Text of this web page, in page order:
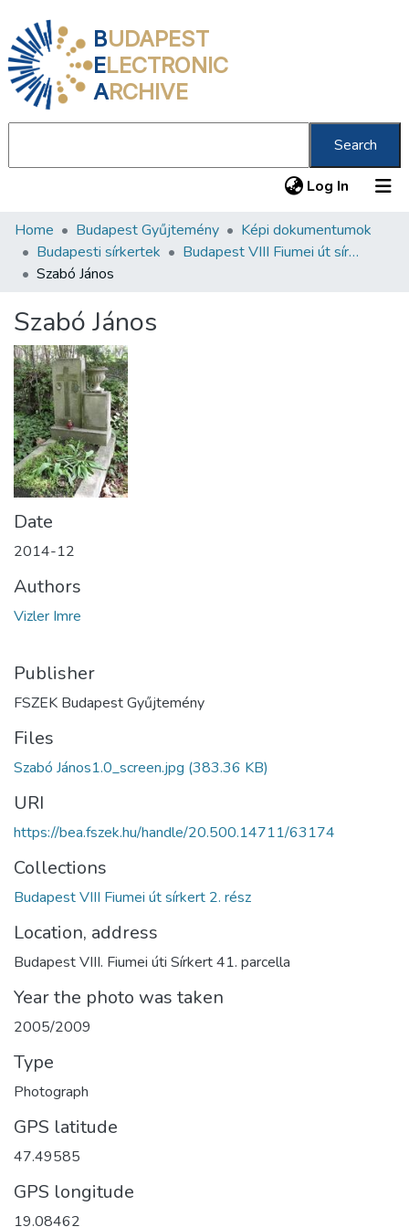
BUDAPEST
ELECTRONIC
ARCHIVE
Search
Log In (current)
Communities & Collections
All of DSpace
About us
Home Budapest Gyűjtemény
Képi dokumentumok
Budapesti sírkertek
Budapest VIII Fiumei út sírkert 2. rész
Szabó János
Szabó János
Date
2014-12
Authors
Vizler Imre
Publisher
FSZEK Budapest Gyűjtemény
Files
Szabó János1.0_screen.jpg (383.36 KB)
URI
https://bea.fszek.hu/handle/20.500.14711/63174
Collections
Budapest VIII Fiumei út sírkert 2. rész
Location, address
Budapest VIII. Fiumei úti Sírkert 41. parcella
Year the photo was taken
2005/2009
Type
Photograph
GPS latitude
47.49585
GPS longitude
19.08462